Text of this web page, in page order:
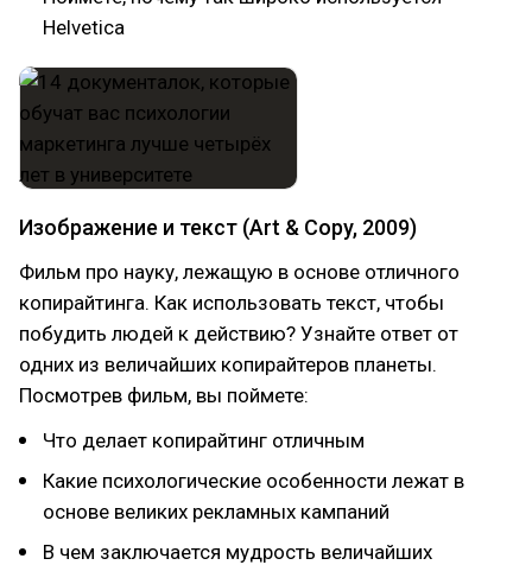
Helvetica
Изображение и текст (Art & Copy, 2009)
Фильм про науку, лежащую в основе отличного
копирайтинга. Как использовать текст, чтобы
побудить людей к действию? Узнайте ответ от
одних из величайших копирайтеров планеты.
Посмотрев фильм, вы поймете:
Что делает копирайтинг отличным
Какие психологические особенности лежат в
основе великих рекламных кампаний
В чем заключается мудрость величайших